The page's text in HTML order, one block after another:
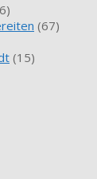
(67)
(15)